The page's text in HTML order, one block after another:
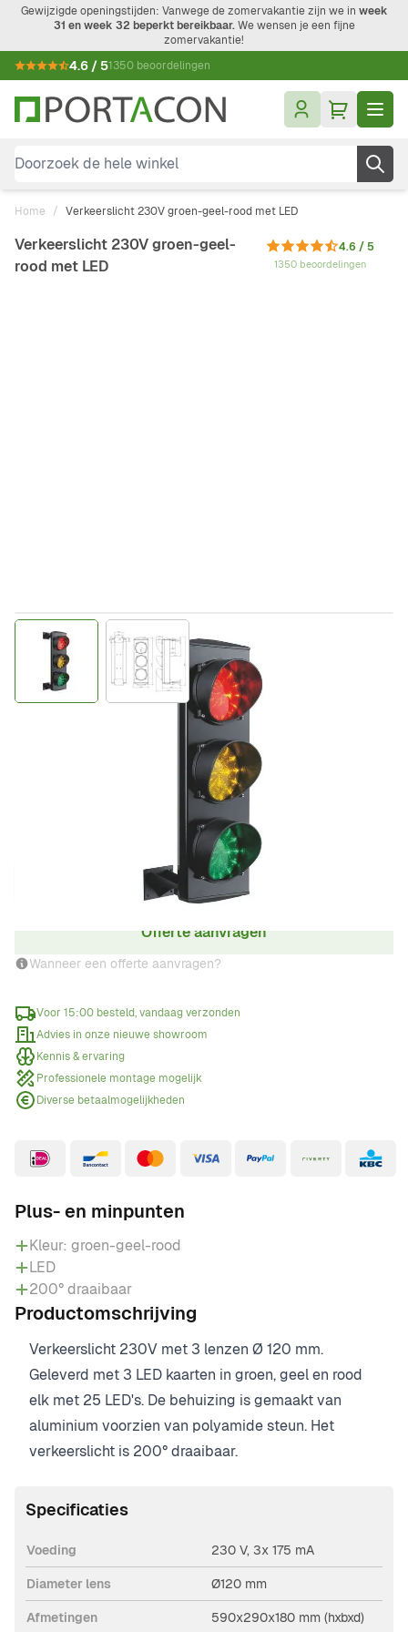
Ga naar de inhoud
Gewijzigde openingstijden: Vanwege de zomervakantie zijn we in week
31 en week 32 beperkt bereikbaar.We wensen je een fijne
zomervakantie!
4.6 / 51350 beoordelingen
Doorzoek de hele winkel
Home / Verkeerslicht 230V groen-geel-rood met LED
Verkeerslicht 230V groen-geel-
rood met LED
4.6 / 5
1350 beoordelingen
View larger image
Productgroep D
Offerte aanvragen
Wanneer een offerte aanvragen?
Voor 15:00 besteld, vandaag verzonden
Advies in onze nieuwe showroom
Kennis & ervaring
Professionele montage mogelijk
Diverse betaalmogelijkheden
Plus- en minpunten
Kleur: groen-geel-rood
LED
200° draaibaar
Productomschrijving
Verkeerslicht 230V met 3 lenzen Ø 120 mm.
Geleverd met 3 LED kaarten in groen, geel en rood
elk met 25 LED's. De behuizing is gemaakt van
aluminium voorzien van polyamide steun. Het
verkeerslicht is 200° draaibaar.
Specificaties
Voeding 230 V, 3x 175 mA
Diameter lens Ø120 mm
Afmetingen 590x290x180 mm (hxbxd)